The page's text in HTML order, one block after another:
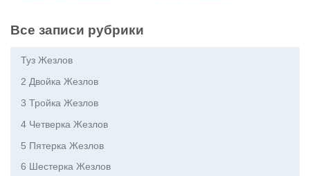
Все записи рубрики
Туз Жезлов
2 Двойка Жезлов
3 Тройка Жезлов
4 Четверка Жезлов
5 Пятерка Жезлов
6 Шестерка Жезлов